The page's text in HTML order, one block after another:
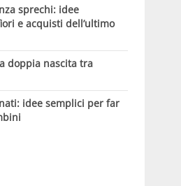
sprechi: idee
e acquisti dell’ultimo
doppia nascita tra
idee semplici per far